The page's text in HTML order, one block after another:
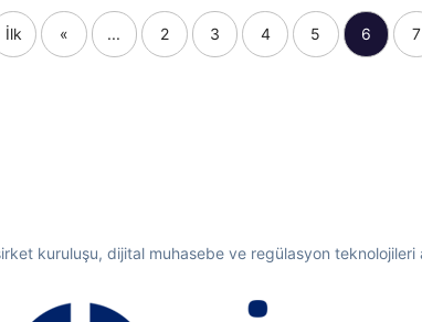
İlk « ... 2 3 4 5 6 7
kuruluşu, dijital muhasebe ve regülasyon